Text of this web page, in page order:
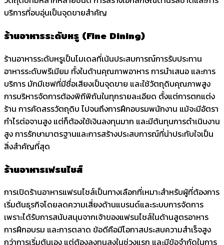
บริการที่อบอุ่นเป็นจุดขายสำคัญ
ร้านอาหารระดับหรู (Fine Dining)
ร้านอาหารระดับหรูเป็นโมเดลที่เน้นประสบการณ์การรับประทาน
อาหารระดับพรีเมียม ทั้งในด้านคุณภาพอาหาร การนำเสนอ และการ
บริการ มักมีเชฟที่มีชื่อเสียงเป็นจุดขาย และใช้วัตถุดิบคุณภาพสูง
การบริหารจัดการต้องพิถีพิถันในทุกรายละเอียด ตั้งแต่การตกแต่ง
ร้าน การคัดสรรวัตถุดิบ ไปจนถึงการฝึกอบรมพนักงาน แม้จะมีอัตรา
กำไรต่อจานสูง แต่ก็ต้องใช้เงินลงทุนมาก และมีต้นทุนการดำเนินงาน
สูง การรักษามาตรฐานและการสร้างประสบการณ์ที่น่าประทับใจเป็น
สิ่งสำคัญที่สุด
ร้านอาหารเฟรนไชส์
การเปิดร้านอาหารแฟรนไชส์เป็นทางเลือกที่เหมาะสำหรับผู้ที่ต้องการ
เริ่มต้นธุรกิจโดยลดความเสี่ยงด้านแบรนด์และระบบการจัดการ
เพราะได้รับการสนับสนุนจากเจ้าของแฟรนไชส์ในด้านสูตรอาหาร
การฝึกอบรม และการตลาด ข้อดีคือมีโอกาสประสบความสำเร็จสูง
กว่าการเริ่มต้นเอง แต่ต้องลงทุนสูงในช่วงแรก และมีข้อจำกัดในการ